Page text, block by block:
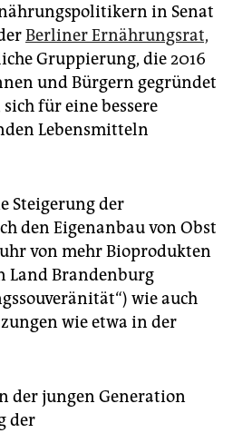
in Senat
Berliner Ernährungsrat,
Gruppierung, die 2016
und Bürgern gegründet
für eine bessere
Lebensmitteln
Steigerung der
den Eigenanbau von Obst
von mehr Bioprodukten
Land Brandenburg
wie auch
wie etwa in der
der jungen Generation
der